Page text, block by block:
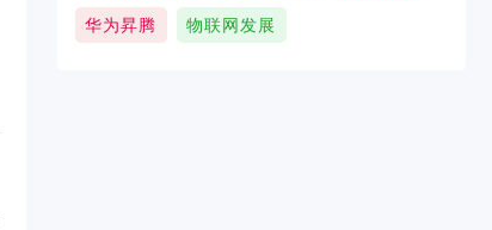
华为昇腾 物联网发展